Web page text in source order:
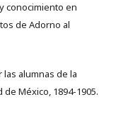
conocimiento en
de Adorno al
alumnas de la
México, 1894-1905.